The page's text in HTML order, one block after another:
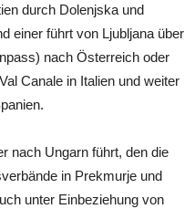
durch Dolenjska und
einer führt von Ljubljana über
nach Österreich oder
Canale in Italien und weiter
nach Ungarn führt, den die
in Prekmurje und
unter Einbeziehung von